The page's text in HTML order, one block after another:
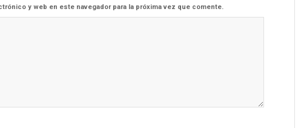
y web en este navegador para la próxima vez que comente.